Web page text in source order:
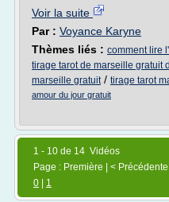
Voir la suite
Par : Voyance Karyne
Thèmes liés : comment lire
tirage tarot de marseille gratuit
marseille gratuit/ tirage tarot
amour du jour gratuit
1 - 10 de 14 Vidéos
Page : Première | < Précédente |
0
1